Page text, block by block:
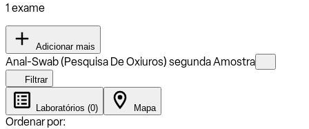
1 exame
Adicionar mais
Anal-Swab (Pesquisa De Oxiuros) segunda Amostra
Filtrar
Laboratórios (0) Mapa
Ordenar por: